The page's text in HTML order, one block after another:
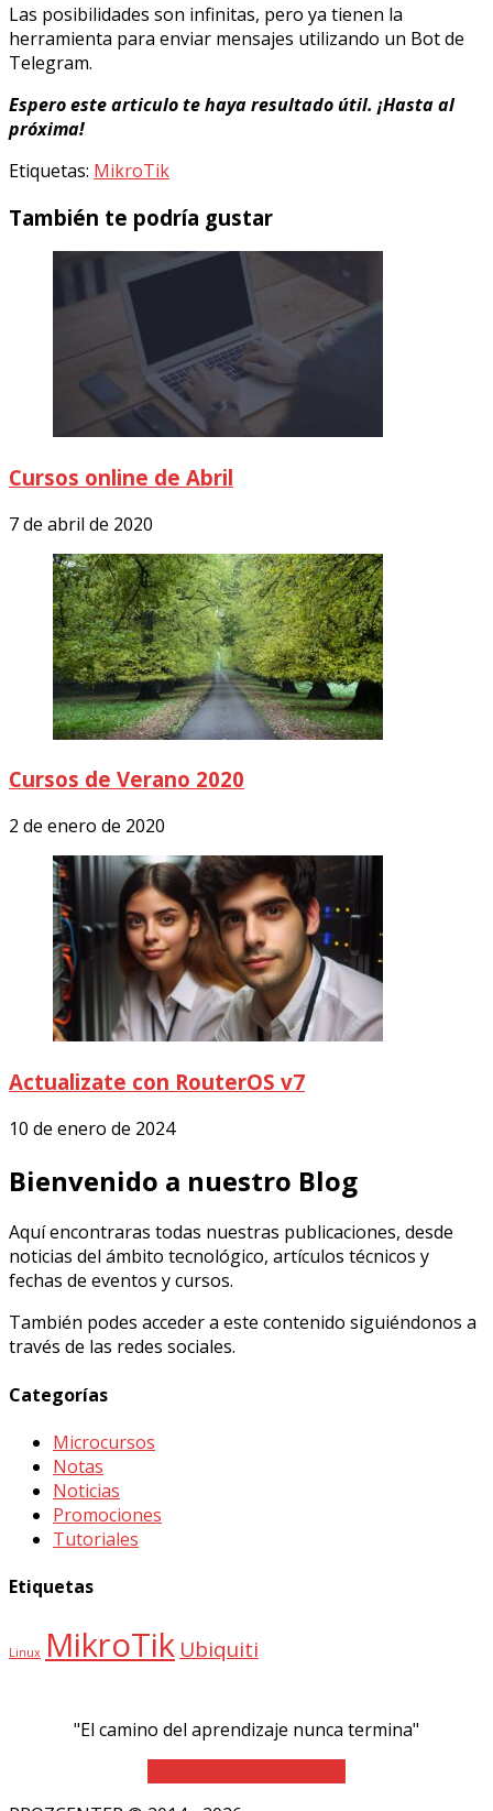
Las posibilidades son infinitas, pero ya tienen la
herramienta para enviar mensajes utilizando un Bot de
Telegram.
Espero este articulo te haya resultado útil. ¡Hasta al
próxima!
Etiquetas: MikroTik
También te podría gustar
Cursos online de Abril
7 de abril de 2020
Cursos de Verano 2020
2 de enero de 2020
Actualizate con RouterOS v7
10 de enero de 2024
Bienvenido a nuestro Blog
Aquí encontraras todas nuestras publicaciones, desde
noticias del ámbito tecnológico, artículos técnicos y
fechas de eventos y cursos.
También podes acceder a este contenido siguiéndonos a
través de las redes sociales.
Categorías
Microcursos
Notas
Noticias
Promociones
Tutoriales
Etiquetas
Linux MikroTik Ubiquiti
"El camino del aprendizaje nunca termina"